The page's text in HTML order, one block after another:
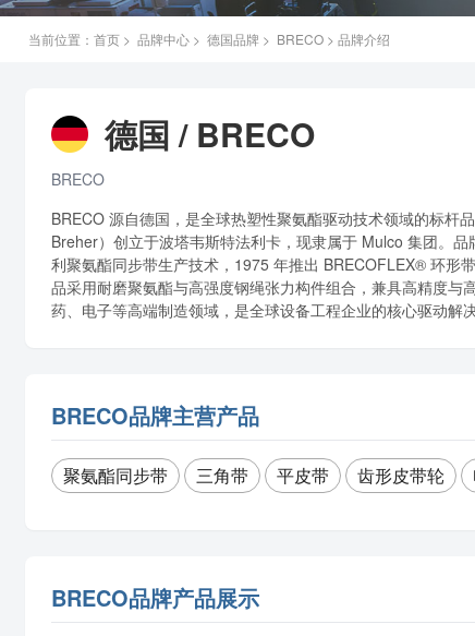
当前位置： 首页> 品牌中心> 德国品牌> BRECO> 品牌介绍
德国 / BRECO
BRECO
BRECO 源自德国，是全球热塑性聚氨酯驱动技术领域的标杆
Breher）创立于波塔韦斯特法利卡，现隶属于 Mulco 集团。
利聚氨酯同步带生产技术，1975 年推出 BRECOFLEX® 环形
品采用耐磨聚氨酯与高强度钢绳张力构件组合，兼具高精度与
药、电子等高端制造领域，是全球设备工程企业的核心驱动解
BRECO品牌主营产品
聚氨酯同步带 三角带 平皮带 齿形皮带轮
BRECO品牌产品展示